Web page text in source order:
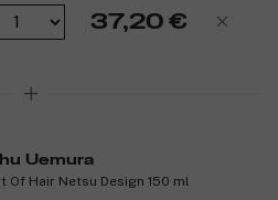
37,20 €
Uemura
Of Hair Netsu Design 150 ml